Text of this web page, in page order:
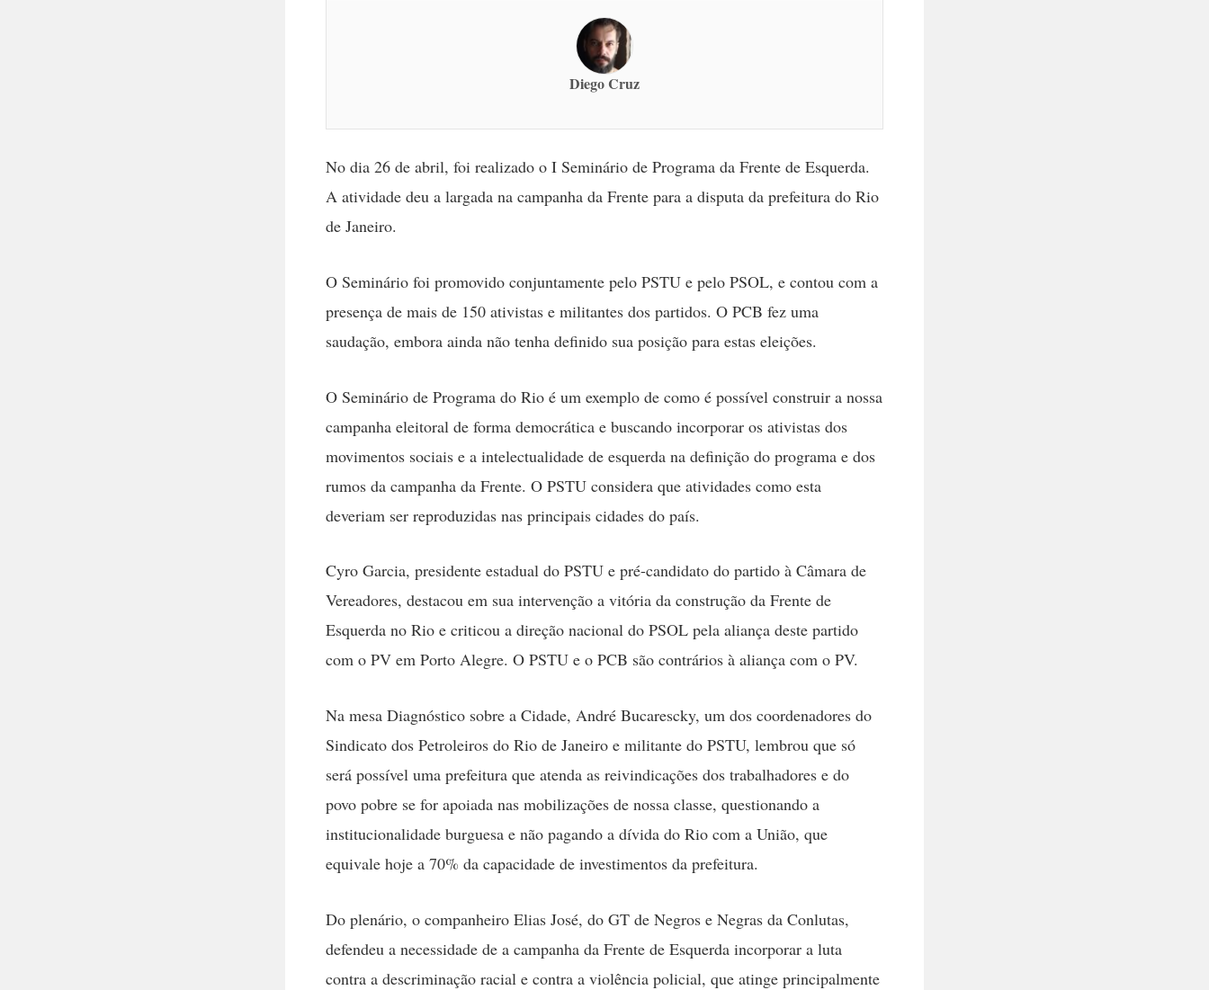
Diego Cruz
No dia 26 de abril, foi realizado o I Seminário de Programa da Frente de Esquerda.
A atividade deu a largada na campanha da Frente para a disputa da prefeitura do Rio
de Janeiro.
O Seminário foi promovido conjuntamente pelo PSTU e pelo PSOL, e contou com a
presença de mais de 150 ativistas e militantes dos partidos. O PCB fez uma
saudação, embora ainda não tenha definido sua posição para estas eleições.
O Seminário de Programa do Rio é um exemplo de como é possível construir a nossa
campanha eleitoral de forma democrática e buscando incorporar os ativistas dos
movimentos sociais e a intelectualidade de esquerda na definição do programa e dos
rumos da campanha da Frente. O PSTU considera que atividades como esta
deveriam ser reproduzidas nas principais cidades do país.
Cyro Garcia, presidente estadual do PSTU e pré-candidato do partido à Câmara de
Vereadores, destacou em sua intervenção a vitória da construção da Frente de
Esquerda no Rio e criticou a direção nacional do PSOL pela aliança deste partido
com o PV em Porto Alegre. O PSTU e o PCB são contrários à aliança com o PV.
Na mesa Diagnóstico sobre a Cidade, André Bucarescky, um dos coordenadores do
Sindicato dos Petroleiros do Rio de Janeiro e militante do PSTU, lembrou que só
será possível uma prefeitura que atenda as reivindicações dos trabalhadores e do
povo pobre se for apoiada nas mobilizações de nossa classe, questionando a
institucionalidade burguesa e não pagando a dívida do Rio com a União, que
equivale hoje a 70% da capacidade de investimentos da prefeitura.
Do plenário, o companheiro Elias José, do GT de Negros e Negras da Conlutas,
defendeu a necessidade de a campanha da Frente de Esquerda incorporar a luta
contra a descriminação racial e contra a violência policial, que atinge principalmente